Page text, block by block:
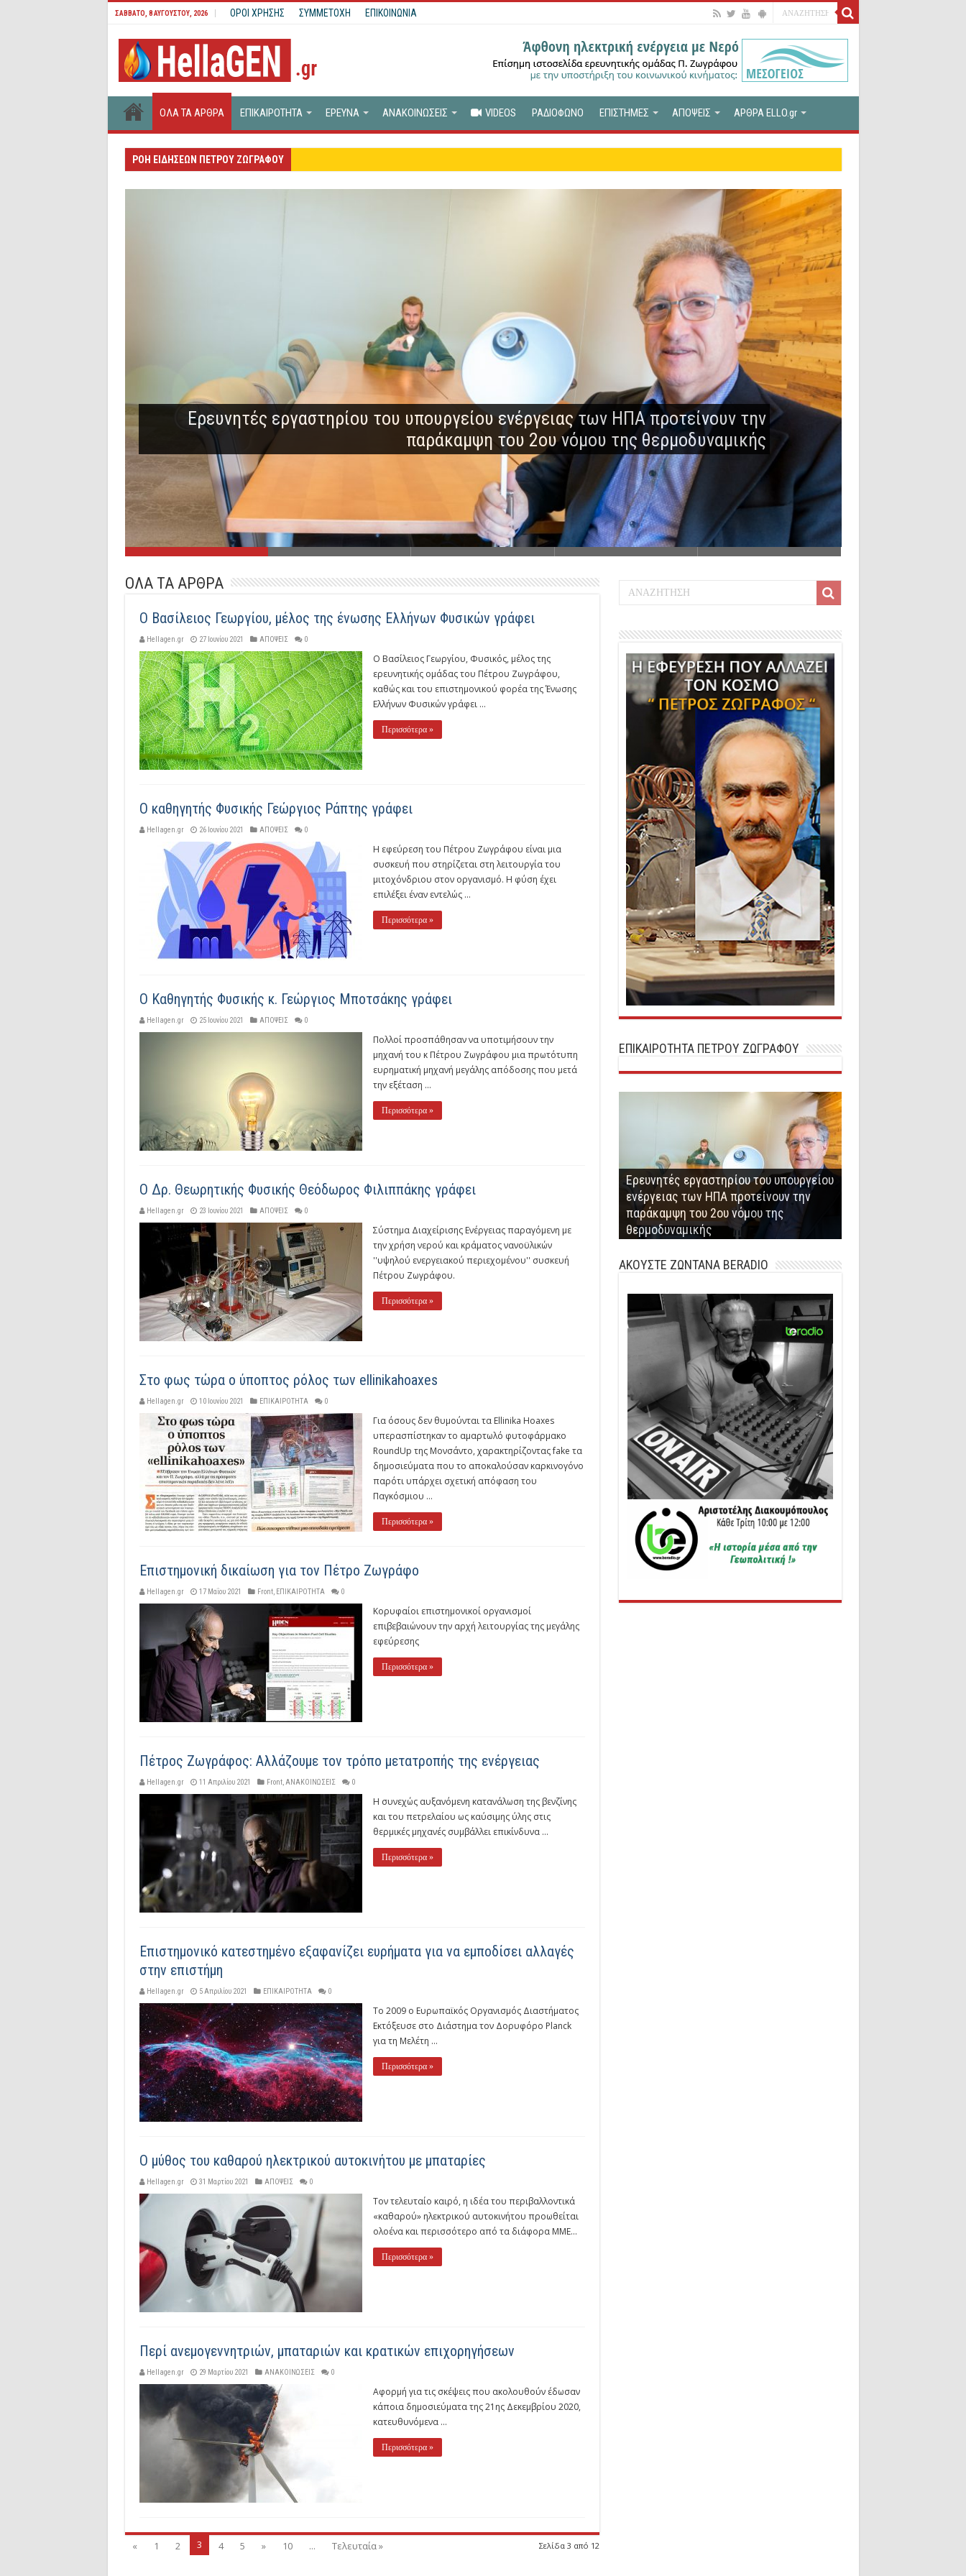
ΣΆΒΒΑΤΟ, 8 ΑΥΓΟΎΣΤΟΥ, 2026 ΟΡΟΙ ΧΡΗΣΗΣ ΣΥΜΜΕΤΟΧΗ ΕΠΙΚΟΙΝΩΝΙΑ
ΟΛΑ ΤΑ ΑΡΘΡΑ ΕΠΙΚΑΙΡΟΤΗΤΑ ΕΡΕΥΝΑ ΑΝΑΚΟΙΝΩΣΕΙΣ VIDEOS ΡΑΔΙΟΦΩΝΟ ΕΠΙΣΤΗΜΕΣ ΑΠΟΨΕΙΣ ΑΡΘΡΑ ELLO.gr
ΡΟΗ ΕΙΔΗΣΕΩΝ ΠΕΤΡΟΥ ΖΩΓΡΑΦΟΥ
Ερευνητές εργαστηρίου του υπουργείου ενέργειας των ΗΠΑ προτείνουν την
παράκαμψη του 2ου νόμου της θερμοδυναμικής
ΟΛΑ ΤΑ ΑΡΘΡΑ
O Βασίλειος Γεωργίου, μέλος της ένωσης Ελλήνων Φυσικών γράφει
Hellagen.gr 27 Ιουνίου 2021 ΑΠΟΨΕΙΣ 0
Ο Βασίλειος Γεωργίου, Φυσικός, μέλος της
ερευνητικής ομάδας του Πέτρου Ζωγράφου,
καθώς και του επιστημονικού φορέα της Ένωσης
Ελλήνων Φυσικών γράφει ...
Περισσότερα »
O καθηγητής Φυσικής Γεώργιος Ράπτης γράφει
Hellagen.gr 26 Ιουνίου 2021 ΑΠΟΨΕΙΣ 0
Η εφεύρεση του Πέτρου Ζωγράφου είναι μια
συσκευή που στηρίζεται στη λειτουργία του
μιτοχόνδριου στον οργανισμό. Η φύση έχει
επιλέξει έναν εντελώς ...
Περισσότερα »
Ο Kαθηγητής Φυσικής κ. Γεώργιος Μποτσάκης γράφει
Hellagen.gr 25 Ιουνίου 2021 ΑΠΟΨΕΙΣ 0
Πολλοί προσπάθησαν να υποτιμήσουν την
μηχανή του κ Πέτρου Ζωγράφου μια πρωτότυπη
ευρηματική μηχανή μεγάλης απόδoσης που μετά
την εξέταση ...
Περισσότερα »
Ο Δρ. Θεωρητικής Φυσικής Θεόδωρος Φιλιππάκης γράφει
Hellagen.gr 23 Ιουνίου 2021 ΑΠΟΨΕΙΣ 0
Σύστημα Διαχείρισης Ενέργειας παραγόμενη με
την χρήση νερού και κράματος νανοϋλικών
''υψηλού ενεργειακού περιεχομένου'' συσκευή
Πέτρου Ζωγράφου.
Περισσότερα »
Στο φως τώρα ο ύποπτος ρόλος των ellinikahoaxes
Hellagen.gr 10 Ιουνίου 2021 ΕΠΙΚΑΙΡΟΤΗΤΑ 0
Για όσους δεν θυμούνται τα Ellinika Hoaxes
υπερασπίστηκαν το αμαρτωλό φυτοφάρμακο
RoundUp της Μονσάντο, χαρακτηρίζοντας fake τα
δημοσιεύματα που το αποκαλούσαν καρκινογόνο
παρότι υπάρχει σχετική απόφαση του
Παγκόσμιου …
Περισσότερα »
Επιστημονική δικαίωση για τον Πέτρο Ζωγράφο
Hellagen.gr 17 Μαΐου 2021 Front, ΕΠΙΚΑΙΡΟΤΗΤΑ 0
Κορυφαίοι επιστημονικοί οργανισμοί
επιβεβαιώνουν την αρχή λειτουργίας της μεγάλης
εφεύρεσης
Περισσότερα »
Πέτρος Ζωγράφος: Αλλάζουμε τον τρόπο μετατροπής της ενέργειας
Hellagen.gr 11 Απριλίου 2021 Front,ΑΝΑΚΟΙΝΩΣΕΙΣ 0
Η συνεχώς αυξανόμενη κατανάλωση της βενζίνης
και του πετρελαίου ως καύσιμης ύλης στις
θερμικές μηχανές συμβάλλει επικίνδυνα ...
Περισσότερα »
Επιστημονικό κατεστημένο εξαφανίζει ευρήματα για να εμποδίσει αλλαγές
στην επιστήμη
Hellagen.gr 5 Απριλίου 2021 ΕΠΙΚΑΙΡΟΤΗΤΑ 0
Το 2009 ο Ευρωπαϊκός Οργανισμός Διαστήματος
Εκτόξευσε στο Διάστημα τον Δορυφόρο Planck
για τη Μελέτη ...
Περισσότερα »
Ο μύθος του καθαρού ηλεκτρικού αυτοκινήτου με μπαταρίες
Hellagen.gr 31 Μαρτίου 2021 ΑΠΟΨΕΙΣ 0
Τον τελευταίο καιρό, η ιδέα του περιβαλλοντικά
«καθαρού» ηλεκτρικού αυτοκινήτου προωθείται
ολοένα και περισσότερο από τα διάφορα ΜΜΕ...
Περισσότερα »
Περί ανεμογεννητριών, μπαταριών και κρατικών επιχορηγήσεων
Hellagen.gr 29 Μαρτίου 2021 ΑΝΑΚΟΙΝΩΣΕΙΣ 0
Αφορμή για τις σκέψεις που ακολουθούν έδωσαν
κάποια δημοσιεύματα της 21ης Δεκεμβρίου 2020,
κατευθυνόμενα ...
Περισσότερα »
Σελίδα 3 από 12
« 1 2 3 4 5 » 10 ... Τελευταία »
ΕΠΙΚΑΙΡΟΤΗΤΑ ΠΕΤΡΟΥ ΖΩΓΡΑΦΟΥ
Ερευνητές εργαστηρίου του υπουργείου
ενέργειας των ΗΠΑ προτείνουν την
παράκαμψη του 2ου νόμου της
θερμοδυναμικής
Μνημόνιο Συνεργασίας μεταξύ ΕΗΑΤΚΣ
και Πέτρου Ζωγράφου
Επαναστατική Μέθοδος Παραγωγής
Συνθετικού Φυσικού Αερίου
Παραγωγή βιοαερίου-βιομεθανίου από
αναερόβια χώνευση αγροτο-
κτηνοτροφικών αποβλήτων
Ο Πέτρος Ζωγράφος παρουσίασε τον
αντιδραστήρα ψυχρής καύσης
ΑΚΟΥΣΤΕ ΖΩΝΤΑΝΑ BERADIO